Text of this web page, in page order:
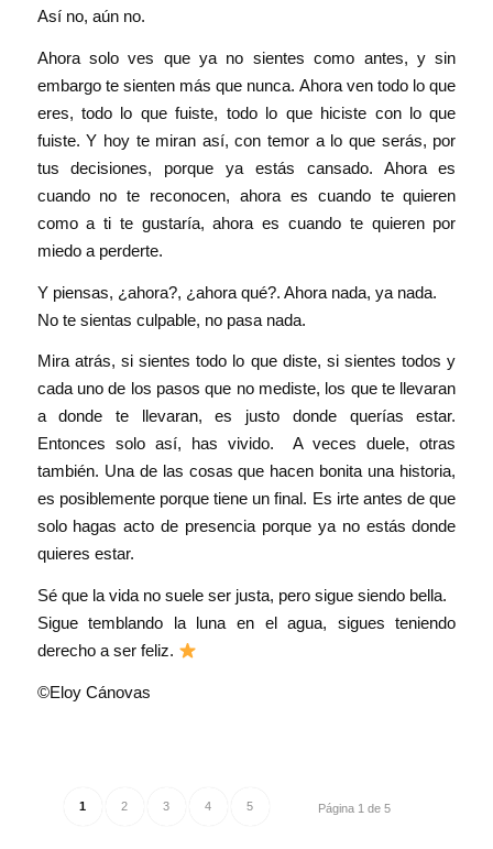
Así no, aún no.
Ahora solo ves que ya no sientes como antes, y sin
embargo te sienten más que nunca. Ahora ven todo lo que
eres, todo lo que fuiste, todo lo que hiciste con lo que
fuiste. Y hoy te miran así, con temor a lo que serás, por
tus decisiones, porque ya estás cansado. Ahora es
cuando no te reconocen, ahora es cuando te quieren
como a ti te gustaría, ahora es cuando te quieren por
miedo a perderte.
Y piensas, ¿ahora?, ¿ahora qué?. Ahora nada, ya nada.
No te sientas culpable, no pasa nada.
Mira atrás, si sientes todo lo que diste, si sientes todos y
cada uno de los pasos que no mediste, los que te llevaran
a donde te llevaran, es justo donde querías estar.
Entonces solo así, has vivido. A veces duele, otras
también. Una de las cosas que hacen bonita una historia,
es posiblemente porque tiene un final. Es irte antes de que
solo hagas acto de presencia porque ya no estás donde
quieres estar.
Sé que la vida no suele ser justa, pero sigue siendo bella.
Sigue temblando la luna en el agua, sigues teniendo
derecho a ser feliz.
©Eloy Cánovas
Página 1 de 5
1 2 3 4 5